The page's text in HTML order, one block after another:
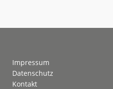
Impressum
Datenschutz
Kontakt